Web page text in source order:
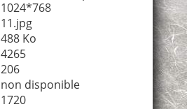
1024*768
11.jpg
488 Ko
4265
206
non disponible
1720